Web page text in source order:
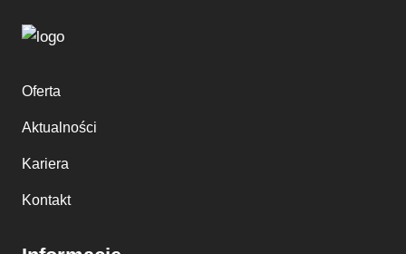
Oferta
Aktualności
Kariera
Kontakt